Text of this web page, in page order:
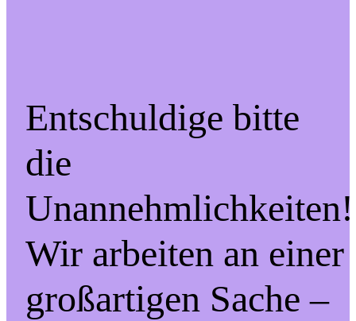
Entschuldige bitte
die
Unannehmlichkeiten!
Wir arbeiten an einer
großartigen Sache –